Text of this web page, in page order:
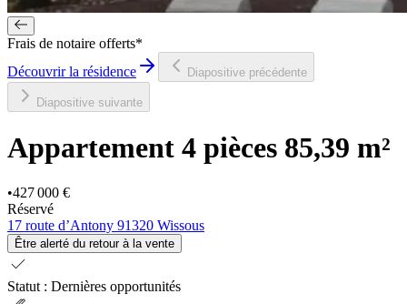
Frais de notaire offerts*
Découvrir la résidence
Diapositive précédente
Diapositive suivante
Appartement 4 pièces 85,39 m²
•427 000 €
Réservé
17 route d’Antony 91320 Wissous
Être alerté du retour à la vente
check
Statut : Dernières opportunités